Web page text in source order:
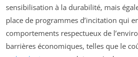
sensibilisation à la durabilité, mais
place de programmes d’incitation qui
comportements respectueux de
barrières économiques, telles que le